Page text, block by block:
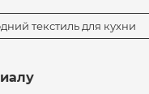
текстиль для кухни